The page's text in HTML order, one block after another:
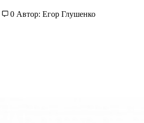
0 Автор: Егор Глушенко